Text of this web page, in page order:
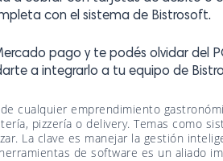
con el sistema de Bistrosoft.
pago y te podés olvidar del
a integrarlo a tu equipo de
cualquier emprendimiento
pizzería o delivery. Temas como
La clave es manejar la gestión
de software es un aliado